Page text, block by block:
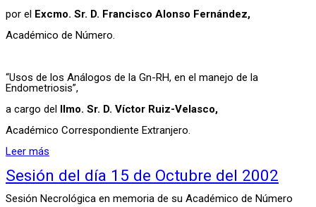
por el Excmo. Sr. D. Francisco Alonso Fernández,
Académico de Número.
“Usos de los Análogos de la Gn-RH, en el manejo de la
Endometriosis”,
a cargo del Ilmo. Sr. D. Víctor Ruiz-Velasco,
Académico Correspondiente Extranjero.
Leer más
Sesión del día 15 de Octubre del 2002
Sesión Necrológica en memoria de su Académico de Número